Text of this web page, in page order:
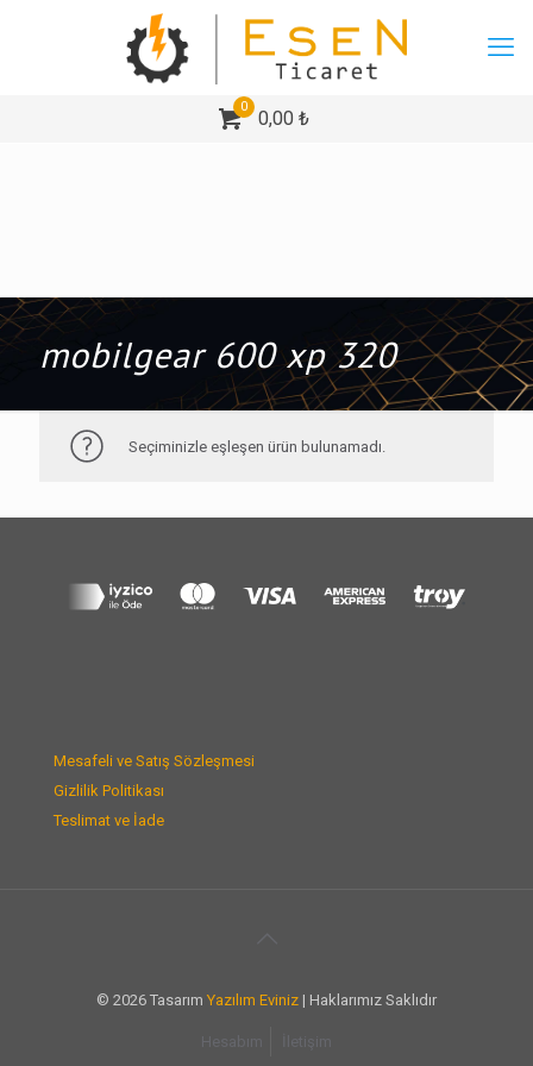
0
0,00 ₺
mobilgear 600 xp 320
Seçiminizle eşleşen ürün bulunamadı.
Mesafeli ve Satış Sözleşmesi
Gizlilik Politikası
Teslimat ve İade
© 2026 Tasarım Yazılım Eviniz | Haklarımız Saklıdır
Hesabım İletişim